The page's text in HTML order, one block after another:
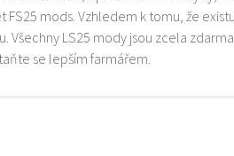
mods. Vzhledem k tomu, že
Všechny LS25 mody jsou zcela
se lepším farmářem.